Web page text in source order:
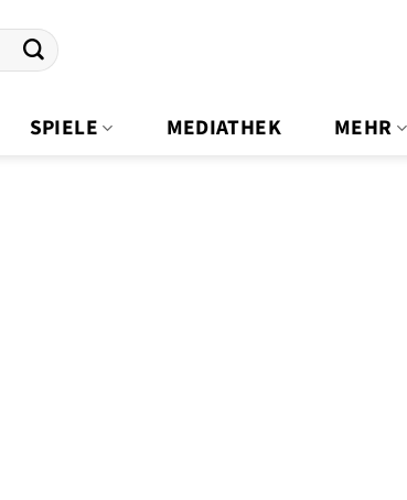
SPIELE MEDIATHEK MEHR